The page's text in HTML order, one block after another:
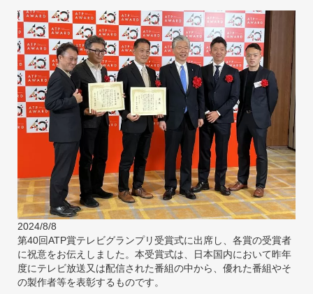
2024/8/8
第40回ATP賞テレビグランプリ受賞式に出席し、各賞の受賞者
に祝意をお伝えしました。本受賞式は、日本国内において昨年
度にテレビ放送又は配信された番組の中から、優れた番組やそ
の製作者等を表彰するものです。